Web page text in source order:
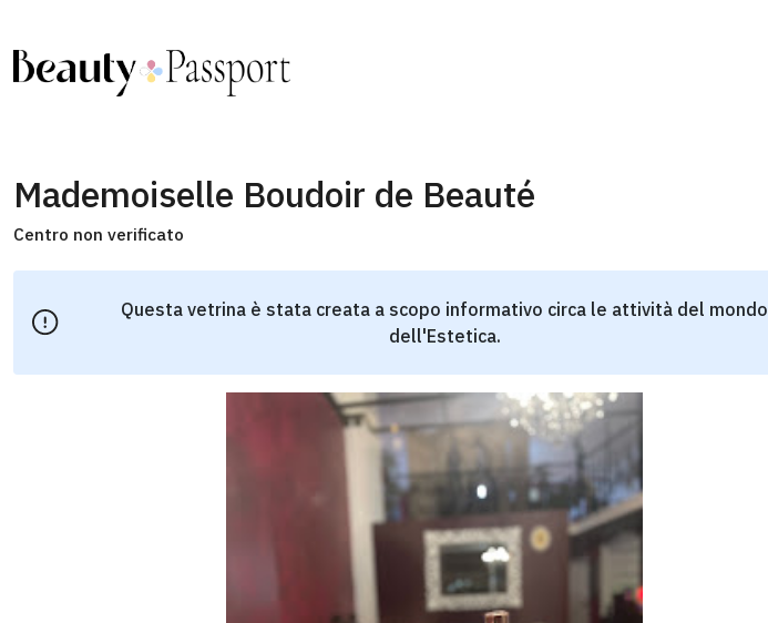
Mademoiselle Boudoir de Beauté
Centro non verificato
Questa vetrina è stata creata a scopo informativo circa le attività del mondo
dell'Estetica.